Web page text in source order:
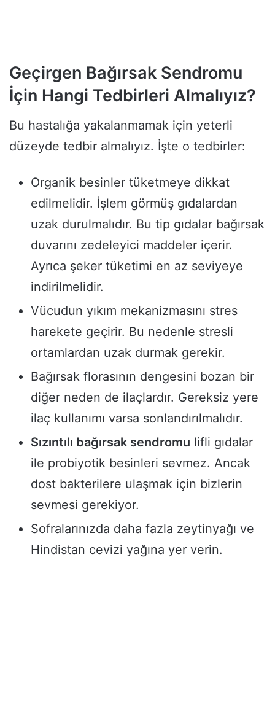
Geçirgen Bağırsak Sendromu
İçin Hangi Tedbirleri Almalıyız?
Bu hastalığa yakalanmamak için yeterli
düzeyde tedbir almalıyız. İşte o tedbirler:
Organik besinler tüketmeye dikkat
edilmelidir. İşlem görmüş gıdalardan
uzak durulmalıdır. Bu tip gıdalar bağırsak
duvarını zedeleyici maddeler içerir.
Ayrıca şeker tüketimi en az seviyeye
indirilmelidir.
Vücudun yıkım mekanizmasını stres
harekete geçirir. Bu nedenle stresli
ortamlardan uzak durmak gerekir.
Bağırsak florasının dengesini bozan bir
diğer neden de ilaçlardır. Gereksiz yere
ilaç kullanımı varsa sonlandırılmalıdır.
Sızıntılı bağırsak sendromu lifli gıdalar
ile probiyotik besinleri sevmez. Ancak
dost bakterilere ulaşmak için bizlerin
sevmesi gerekiyor.
Sofralarınızda daha fazla zeytinyağı ve
Hindistan cevizi yağına yer verin.